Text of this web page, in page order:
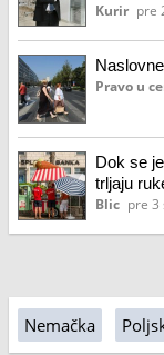
Kurir pre
Pravo u
Dok se
trljaju
letnjih
Blic pre 3
Nemačka